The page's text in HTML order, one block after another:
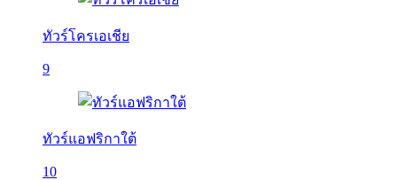
ทัวร์โครเอเชีย
9
ทัวร์แอฟริกาใต้
10